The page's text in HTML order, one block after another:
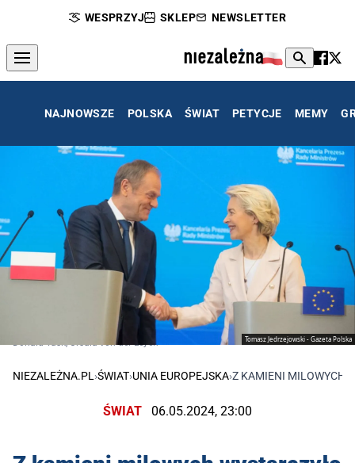
WESPRZYJ SKLEP NEWSLETTER
NAJNOWSZE POLSKA ŚWIAT PETYCJE MEMY
Tomasz Jedrzejowski - Gazeta Polska
Donald Tusk, Ursula von der Leyen
NIEZALEŻNA.PL ›ŚWIAT›UNIA EUROPEJSKA›Z KAMIENI MILOWYCH
ŚWIAT 06.05.2024, 23:00